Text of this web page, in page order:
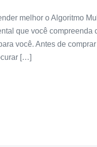
melhor o Algoritmo
que você
você. Antes de
[…]